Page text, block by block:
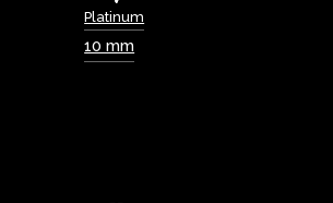
Platinum
10 mm